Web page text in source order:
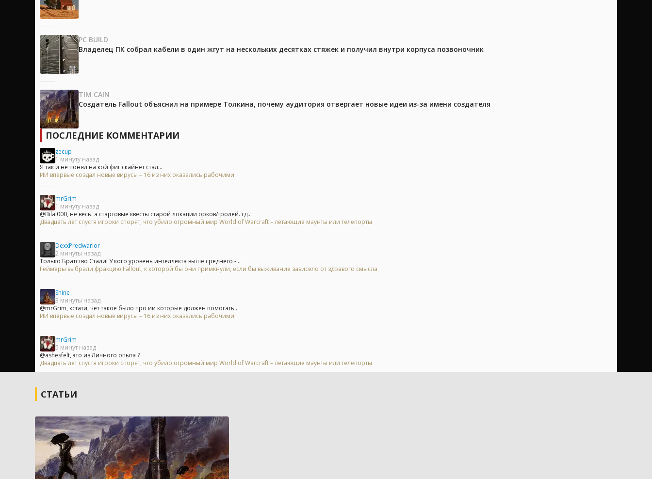
PC BUILD
Владелец ПК собрал кабели в один жгут на нескольких десятках стяжек и получил внутри корпуса позвоночник
TIM CAIN
Создатель Fallout объяснил на примере Толкина, почему аудитория отвергает новые идеи из-за имени создателя
ПОСЛЕДНИЕ КОММЕНТАРИИ
zecup
1 минуту назад
Я так и не понял на кой фиг скайнет стал...
ИИ впервые создал новые вирусы – 16 из них оказались рабочими
mrGrim
1 минуту назад
@Bilal000, не весь. а стартовые квесты старой локации орков/тролей. гд...
Двадцать лет спустя игроки спорят, что убило огромный мир World of Warcraft – летающие маунты или телепорты
DexxPredwarior
2 минуты назад
Только Братство Стали! У кого уровень интеллекта выше среднего -...
Геймеры выбрали фракцию Fallout, к которой бы они примкнули, если бы выживание зависело от здравого смысла
Shine
3 минуты назад
@mrGrim, кстати, чет такое было про ии которые должен помогать...
ИИ впервые создал новые вирусы – 16 из них оказались рабочими
mrGrim
5 минут назад
@ashesfelt, это из Личного опыта ?
Двадцать лет спустя игроки спорят, что убило огромный мир World of Warcraft – летающие маунты или телепорты
СТАТЬИ